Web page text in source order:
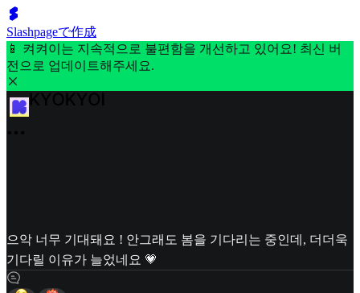
Slashpageで作成
📱 켜켜이는 지속적으로 불편함을 개선하고 있어요! 최신 버
전으로 업데이트해주세요.
으악 너무 기대돼요 ! 안그래도 봄을 기다리는 중인데, 더더욱
기다릴 이유가 늘었네요 💗